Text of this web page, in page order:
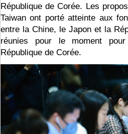
République de Corée. Les
Taiwan ont porté atteinte aux
entre la Chine, le Japon et la
réunies pour le moment
République de Corée.